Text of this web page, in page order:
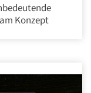
Konzept